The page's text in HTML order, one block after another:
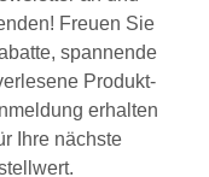
Freuen Sie
spannende
Produkt-
erhalten
Ihre nächste